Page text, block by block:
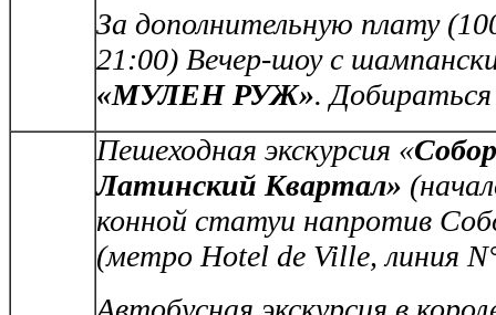
За дополнительную плату
21:00) Вечер-шоу с
«MУЛЕН РУЖ».
Пешеходная экскурсия «
Латинский Квартал»
конной статуи напротив
(метро Hotel de Ville, линия